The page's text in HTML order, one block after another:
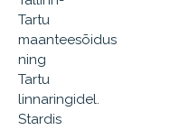
Tartu
maanteesõidus
ning
Tartu
linnaringidel.
Stardis